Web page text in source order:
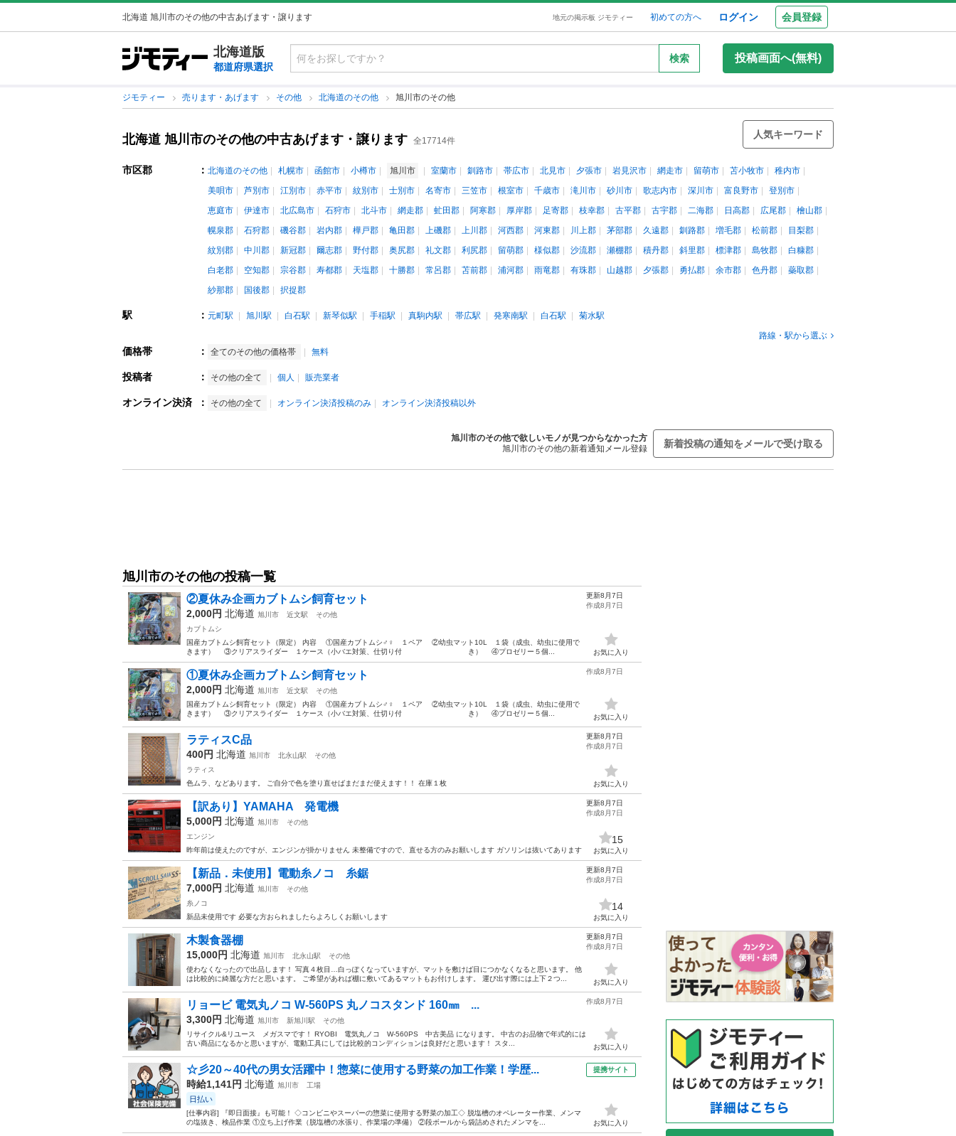
北海道 旭川市のその他の中古あげます・譲ります 地元の掲示板 ジモティー 初めての方へ ログイン 会員登録
北海道版
都道府県選択
検索 投稿画面へ(無料)
ジモティー 売ります・あげます その他 北海道のその他 旭川市のその他
北海道 旭川市のその他の中古あげます・譲ります 全17714件
人気キーワード
市区郡 ： 北海道のその他 札幌市 函館市 小樽市 旭川市 室蘭市 釧路市 帯広市 北見市 夕張市 岩見沢市 網走市 留萌市 苫小牧市
稚内市
美唄市
芦別市 江別市 赤平市 紋別市 士別市 名寄市 三笠市 根室市 千歳市 滝川市 砂川市 歌志内市 深川市 富良野市
登別市
恵庭市
伊達市 北広島市 石狩市 北斗市 網走郡 虻田郡 阿寒郡 厚岸郡 足寄郡 枝幸郡 古平郡 古宇郡 二海郡 日高郡 広尾郡
檜山郡
幌泉郡
石狩郡 磯谷郡 岩内郡 樺戸郡 亀田郡 上磯郡 上川郡 河西郡 河東郡 川上郡 茅部郡 久遠郡 釧路郡 増毛郡 松前郡
目梨郡
紋別郡
中川郡 新冠郡 爾志郡 野付郡 奥尻郡 礼文郡 利尻郡 留萌郡 様似郡 沙流郡 瀬棚郡 積丹郡 斜里郡 標津郡 島牧郡
白糠郡
白老郡
空知郡 宗谷郡 寿都郡 天塩郡 十勝郡 常呂郡 苫前郡 浦河郡 雨竜郡 有珠郡 山越郡 夕張郡 勇払郡 余市郡 色丹郡
蘂取郡
紗那郡
国後郡 択捉郡
駅 ： 元町駅 旭川駅 白石駅 新琴似駅 手稲駅 真駒内駅 帯広駅 発寒南駅 白石駅
菊水駅
路線・駅から選ぶ
価格帯 ： 全てのその他の価格帯 無料
投稿者 ： その他の全て 個人 販売業者
オンライン決済 ： その他の全て オンライン決済投稿のみ オンライン決済投稿以外
旭川市のその他で欲しいモノが見つからなかった方
旭川市のその他の新着通知メール登録
新着投稿の通知をメールで受け取る
旭川市のその他の投稿一覧
②夏休み企画カブトムシ飼育セット
2,000円 北海道 旭川市 近文駅
その他
カブトムシ
国産カブトムシ飼育セット（限定） 内容 ①国産カブトムシ♂♀ １ペア ②幼虫マット10L １袋（成虫、幼虫に使用で
きます） ③クリアスライダー １ケース（小バエ対策、仕切り付 き） ④プロゼリー５個...
更新8月7日
作成8月7日
お気に入り
①夏休み企画カブトムシ飼育セット
2,000円 北海道 旭川市 近文駅
その他
国産カブトムシ飼育セット（限定） 内容 ①国産カブトムシ♂♀ １ペア ②幼虫マット10L １袋（成虫、幼虫に使用で
きます） ③クリアスライダー １ケース（小バエ対策、仕切り付 き） ④プロゼリー５個...
作成8月7日
お気に入り
ラティスC品
400円 北海道 旭川市 北永山駅
その他
ラティス
色ムラ、などあります。 ご自分で色を塗り直せばまだまだ使えます！！ 在庫１枚
更新8月7日
作成8月7日
お気に入り
【訳あり】YAMAHA 発電機
5,000円 北海道 旭川市
その他
エンジン
昨年前は使えたのですが、エンジンが掛かりません 未整備ですので、直せる方のみお願いします ガソリンは抜いてあります
更新8月7日
作成8月7日
15
お気に入り
【新品．未使用】電動糸ノコ 糸鋸
7,000円 北海道 旭川市
その他
糸ノコ
新品未使用です 必要な方おられましたらよろしくお願いします
更新8月7日
作成8月7日
14
お気に入り
木製食器棚
15,000円 北海道 旭川市 北永山駅
その他
使わなくなったので出品します！ 写真４枚目…白っぽくなっていますが、マットを敷けば目につかなくなると思います。 他
は比較的に綺麗な方だと思います。 ご希望があれば棚に敷いてあるマットもお付けします。 運び出す際には上下２つ...
更新8月7日
作成8月7日
お気に入り
リョービ 電気丸ノコ W-560PS 丸ノコスタンド 160㎜ ...
3,300円 北海道 旭川市 新旭川駅
その他
リサイクル&リユース メガスマです！ RYOBI 電気丸ノコ W-560PS 中古美品 になります。 中古のお品物で年式的には
古い商品になるかと思いますが、電動工具にしては比較的コンディションは良好だと思います！ スタ...
作成8月7日
お気に入り
☆彡20～40代の男女活躍中！惣菜に使用する野菜の加工作業！学歴...
時給1,141円 北海道 旭川市 工場
日払い
[仕事内容] 『即日面接』も可能！ ◇コンビニやスーパーの惣菜に使用する野菜の加工◇ 脱塩槽のオペレーター作業、メンマ
の塩抜き、検品作業 ①立ち上げ作業（脱塩槽の水張り、作業場の準備） ②段ボールから袋詰めされたメンマを...
提携サイト
お気に入り